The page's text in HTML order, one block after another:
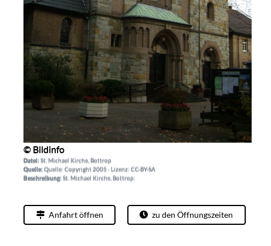
© Bildinfo
Datei: St. Michael Kirche, Bottrop
Quelle: Quelle: Copyright 2005 · Lizenz: CC-BY-SA
Beschreibung: St. Michael Kirche, Bottrop:
© Bildinfo
Datei: St. Michael Kirche, Bottrop
Quelle: Quelle: Copyright 2005 · Lizenz: CC-BY-SA
Beschreibung: St. Michael Kirche, Bottrop:
Anfahrt öffnen zu den Öffnungszeiten